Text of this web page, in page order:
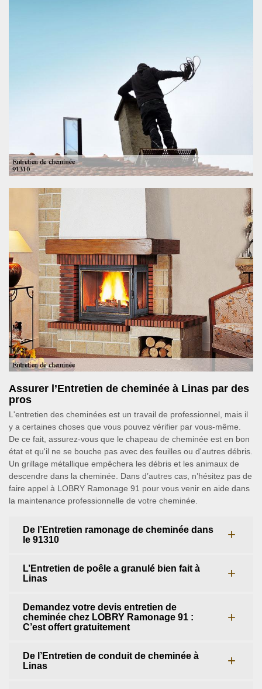
Assurer l’Entretien de cheminée à Linas par des
pros
L'entretien des cheminées est un travail de professionnel, mais il
y a certaines choses que vous pouvez vérifier par vous-même.
De ce fait, assurez-vous que le chapeau de cheminée est en bon
état et qu'il ne se bouche pas avec des feuilles ou d'autres débris.
Un grillage métallique empêchera les débris et les animaux de
descendre dans la cheminée. Dans d’autres cas, n’hésitez pas de
faire appel à LOBRY Ramonage 91 pour vous venir en aide dans
la maintenance professionnelle de votre cheminée.
De l’Entretien ramonage de cheminée dans
le 91310
L’Entretien de poêle a granulé bien fait à
Linas
Demandez votre devis entretien de
cheminée chez LOBRY Ramonage 91 :
C’est offert gratuitement
De l’Entretien de conduit de cheminée à
Linas